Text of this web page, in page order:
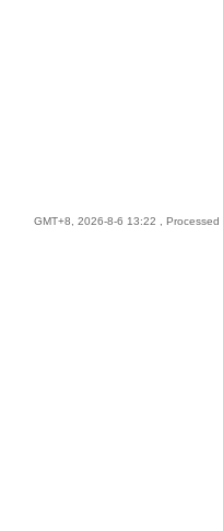
GMT+8, 2026-8-6 13:22 ,